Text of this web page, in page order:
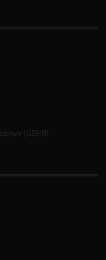
(GDPR)